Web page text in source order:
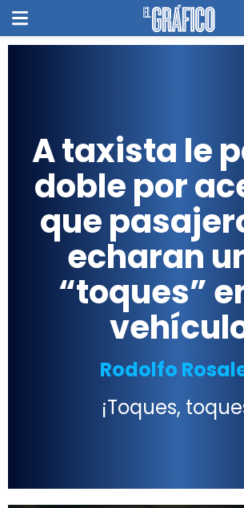
A taxista le
doble por
que
echaran
“toques”
Rodolfo
¡Toques,